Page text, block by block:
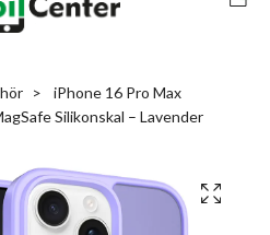
iPhone 16 Pro Max
Silikonskal – Lavender